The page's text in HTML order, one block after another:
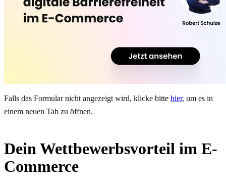
Falls das Formular nicht angezeigt wird, klicke bitte hier, um es in
einem neuen Tab zu öffnen.
Dein Wettbewerbsvorteil im E-
Commerce